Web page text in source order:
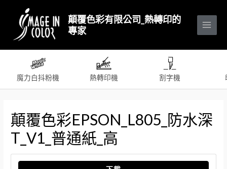
顛覆色彩有限公司_熱轉印的
專家
魔力白抖粉機 熱轉印機 割字機
顛覆色彩EPSON_L805_防水深
T_V1_普通紙_高